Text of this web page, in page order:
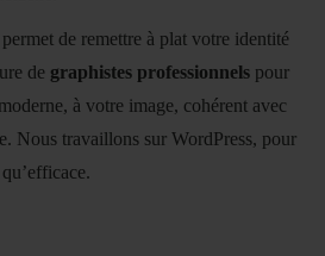
de remettre à plat votre identité
de graphistes professionnels pour
à votre image, cohérent avec
Nous travaillons sur WordPress, pour